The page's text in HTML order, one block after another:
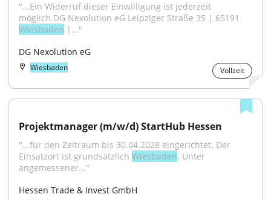
"...Ein Widerruf dieser Einwilligung ist jederzeit
Wiesbaden |..."
DG Nexolution eG
Wiesbaden Vollzeit
Projektmanager (m/w/d) StartHub Hessen
"...für den Zeitraum bis 30.04.2028 eingerichtet. Der
Einsatz­ort ist grundsätzlich Wiesbaden. Unter
angemessener..."
Hessen Trade & Invest GmbH